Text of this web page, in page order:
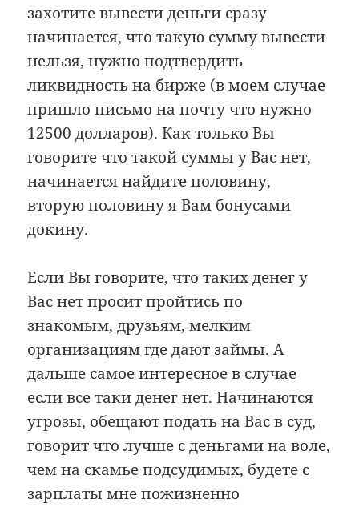
захотите вывести деньги сразу
начинается, что такую сумму вывести
нельзя, нужно подтвердить
ликвидность на бирже (в моем случае
пришло письмо на почту что нужно
12500 долларов). Как только Вы
говорите что такой суммы у Вас нет,
начинается найдите половину,
вторую половину я Вам бонусами
докину.
Если Вы говорите, что таких денег у
Вас нет просит пройтись по
знакомым, друзьям, мелким
организациям где дают займы. А
дальше самое интересное в случае
если все таки денег нет. Начинаются
угрозы, обещают подать на Вас в суд,
говорит что лучше с деньгами на воле,
чем на скамье подсудимых, будете с
зарплаты мне пожизненно